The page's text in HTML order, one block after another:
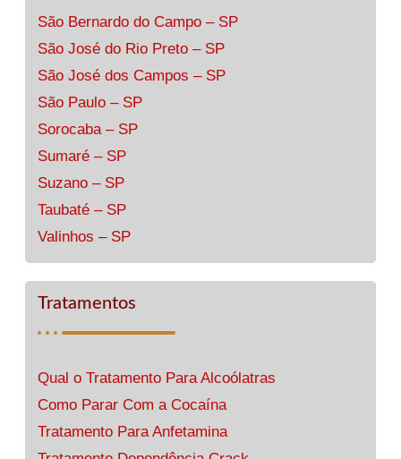
São Bernardo do Campo – SP
São José do Rio Preto – SP
São José dos Campos – SP
São Paulo – SP
Sorocaba – SP
Sumaré – SP
Suzano – SP
Taubaté – SP
Valinhos – SP
Tratamentos
Qual o Tratamento Para Alcoólatras
Como Parar Com a Cocaína
Tratamento Para Anfetamina